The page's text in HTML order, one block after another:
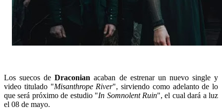
Los suecos deDraconian acaban de estrenar un nuevo single y
video titulado "Misanthrope River", sirviendo como adelanto de lo
que será próximo de estudio "In Somnolent Ruin", el cual dará a luz
el 08 de mayo.